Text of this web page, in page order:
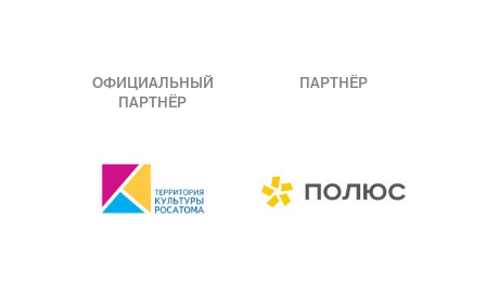
ОФИЦИАЛЬНЫЙ
ПАРТНЁР
ПАРТНЁР